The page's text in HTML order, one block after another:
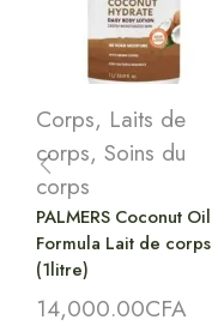
Corps, Laits de
corps, Soins du
corps
PALMERS Coconut Oil
Formula Lait de corps
(1litre)
14,000.00CFA